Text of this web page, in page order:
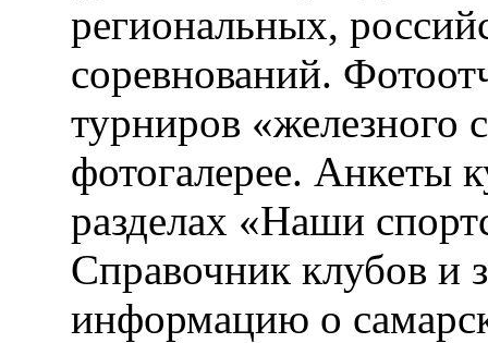
региональных,
соревнований.
турниров «железного
фотогалерее. Анкеты
разделах «Наши
Справочник клубов и
информацию о